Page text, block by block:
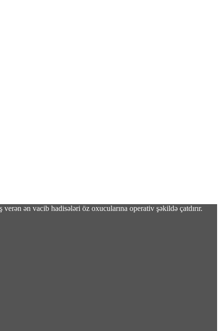
ən vacib hadisələri öz oxucularına operativ şəkildə çatdırır.